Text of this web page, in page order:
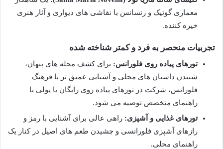
معماری گوتیک و رنسانس با نقاشی های دیواری و آثار هنری
خیره کننده.
تجربیات منحصر به فرد و کمتر شناخته شده
تورهای پیاده روی فلورانس: برای کشف محله های پنهان،
شنیدن داستان های محلی و آشنایی عمیق تر با فرهنگ
فلورانس، شرکت در تورهای پیاده روی رایگان یا پولی با
راهنمای متخصص توصیه می شود.
تورهای غذایی و آشپزی: راهی عالی برای آشنایی با رمز و
رازهای آشپزی فلورانسی و چشیدن طعم های اصیل در کنار یک
راهنمای محلی.